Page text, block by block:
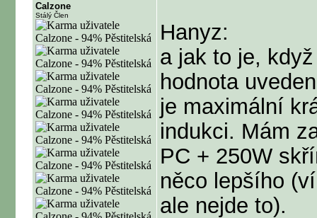
Calzone
Stálý Člen
Hanyz:
a jak to je,
hodnota
je maximální
indukci. Mám
PC + 250W
něco lepšího
ale nejde to).